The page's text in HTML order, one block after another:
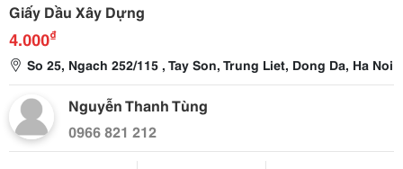
Giấy Dầu Xây Dựng
4.000₫
So 25, Ngach 252/115 , Tay Son, Trung Liet, Dong Da, Ha Noi
Nguyễn Thanh Tùng
0966 821 212